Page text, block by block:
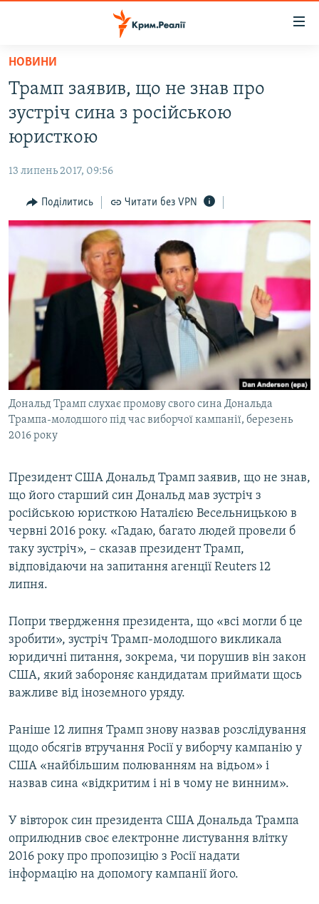
Перейти
основного
матеріалу
Перейти
до
основної
Перейти
до
ВОДА.КРИМ
ВІДЕО ТА ФОТО
БЛОГИ
ПОГЛЯД
ІНТЕРВ'Ю
ВСЕ ЗА ДЕНЬ
СПЕЦПРОЕКТИ
ДЕПОРТАЦІЯ
ВІДЕОУРОКИ «ELIFBE»
СВІДЧЕННЯ ОКУПАЦІЇ
УКРАЇНСЬКА ПРОБЛЕМА КРИМУ
ІНФОГРАФІКА
ЯК ОБІЙТИ БЛОКУВАННЯ
Qırımtatar
ДОЛУЧАЙСЯ!
Усі сайти RFE/RL
НОВИНИ
Трамп заявив, що не знав про
зустріч сина з російською
юристкою
13 липень 2017, 09:56
Поділитись Читати без VPN
Дональд Трамп слухає промову свого сина Дональда
Трампа-молодшого під час виборчої кампанії, березень
2016 року
Президент США Дональд Трамп заявив, що не знав,
що його старший син Дональд мав зустріч з
російською юристкою Наталією Весельницькою в
червні 2016 року. «Гадаю, багато людей провели б
таку зустріч», – сказав президент Трамп,
відповідаючи на запитання агенції Reuters 12
липня.
Попри твердження президента, що «всі могли б це
зробити», зустріч Трамп-молодшого викликала
юридичні питання, зокрема, чи порушив він закон
США, який забороняє кандидатам приймати щось
важливе від іноземного уряду.
Раніше 12 липня Трамп знову назвав розслідування
щодо обсягів втручання Росії у виборчу кампанію у
США «найбільшим полюванням на відьом» і
назвав сина «відкритим і ні в чому не винним».
У вівторок син президента США Дональда Трампа
оприлюднив своє електронне листування влітку
2016 року про пропозицію з Росії надати
інформацію на допомогу кампанії його.